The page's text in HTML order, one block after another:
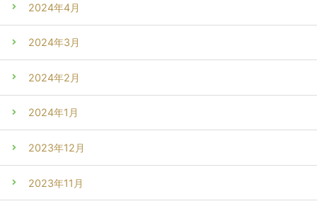
2024年4月
2024年3月
2024年2月
2024年1月
2023年12月
2023年11月